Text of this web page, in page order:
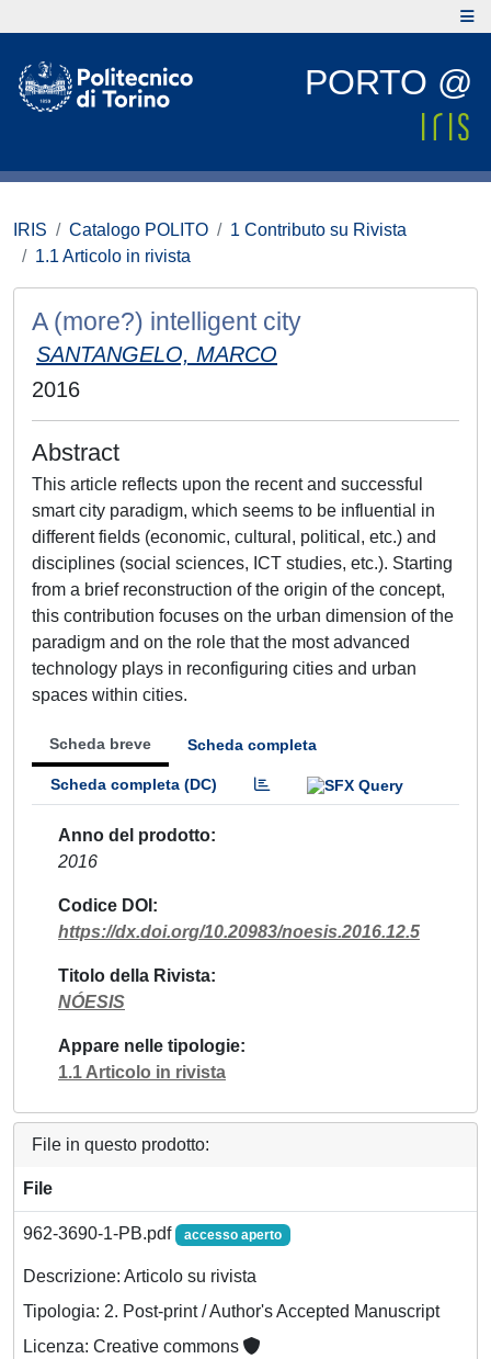
PORTO @
IRIS Catalogo POLITO
1 Contributo su Rivista
1.1 Articolo in rivista
A (more?) intelligent city
SANTANGELO, MARCO
2016
Abstract
This article reflects upon the recent and successful
smart city paradigm, which seems to be influential in
different fields (economic, cultural, political, etc.) and
disciplines (social sciences, ICT studies, etc.). Starting
from a brief reconstruction of the origin of the concept,
this contribution focuses on the urban dimension of the
paradigm and on the role that the most advanced
technology plays in reconfiguring cities and urban
spaces within cities.
Scheda breve Scheda completa
Scheda completa (DC)
Anno del prodotto
2016
Codice DOI
https://dx.doi.org/10.20983/noesis.2016.12.5
Titolo della Rivista
NÓESIS
Appare nelle tipologie
1.1 Articolo in rivista
File in questo prodotto:
File
962-3690-1-PB.pdf accesso aperto
Descrizione: Articolo su rivista
Tipologia: 2. Post-print / Author's Accepted Manuscript
Licenza: Creative commons